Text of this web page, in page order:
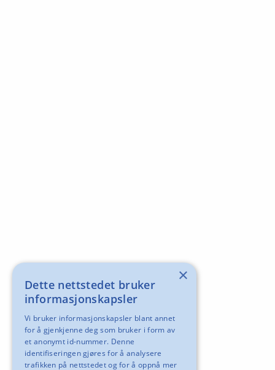
×
Dette nettstedet bruker
informasjonskapsler
Vi bruker informasjonskapsler blant annet
for å gjenkjenne deg som bruker i form av
et anonymt id-nummer. Denne
identifiseringen gjøres for å analysere
trafikken på nettstedet og for å oppnå mer